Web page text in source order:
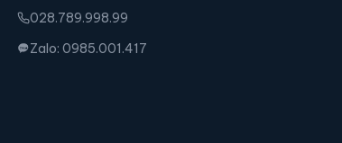
028.789.998.99
Zalo: 0985.001.417